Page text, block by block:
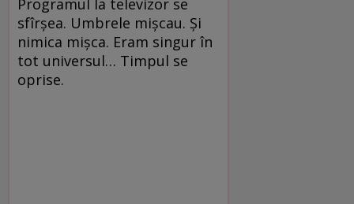
Programul la televizor se
sfîrşea. Umbrele mişcau. Şi
nimica mişca. Eram singur în
tot universul… Timpul se
oprise.